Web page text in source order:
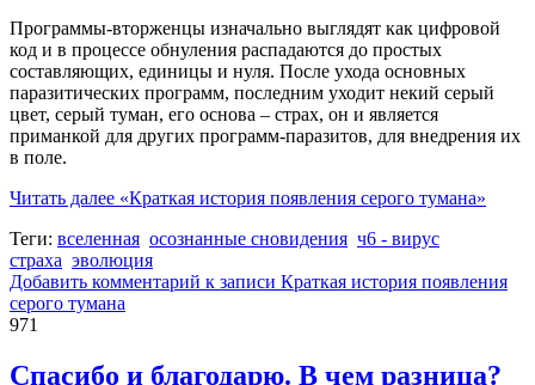
Программы-вторженцы изначально выглядят как цифровой
код и в процессе обнуления распадаются до простых
составляющих, единицы и нуля. После ухода основных
паразитических программ, последним уходит некий серый
цвет, серый туман, его основа – страх, он и является
приманкой для других программ-паразитов, для внедрения их
в поле.
Читать далее «Краткая история появления серого тумана»
Теги: вселенная осознанные сновидения ч6 - вирус
страха эволюция
Добавить комментарий к записи Краткая история появления
серого тумана
971
Спасибо и благодарю. В чем разница?